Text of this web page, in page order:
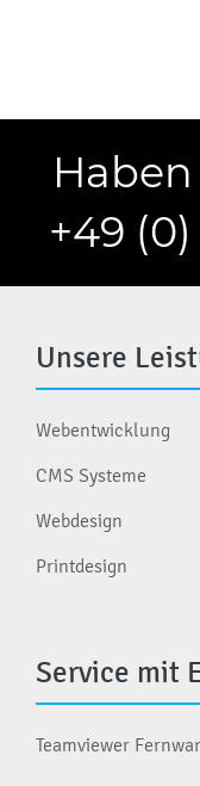
+49 (0)
Unsere
Webentwicklung
CMS Systeme
Webdesign
Printdesign
Service mit
Teamviewer